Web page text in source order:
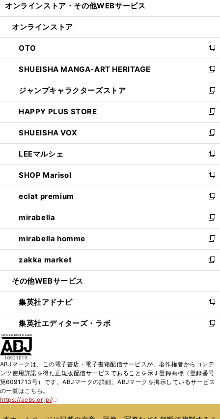
開
ン
ウ
で
開
く
ウ
ン
ド
ウ
で
開
く
オンラインストア・ その他WEBサービス
オンラインストア
OTO
新
し
い
ウ
ィ
ン
ド
ウ
で
開
く
SHUEISHA MANGA-ART HERITAGE
新
し
い
ウ
ィ
ン
ド
ウ
で
開
く
ジャンプキャラクターズストア
新
し
い
ウ
ィ
ン
ド
ウ
で
開
く
HAPPY PLUS STORE
新
し
い
ウ
ィ
ン
ド
ウ
で
開
く
SHUEISHA VOX
新
し
い
ウ
ィ
ン
ド
ウ
で
開
く
LEEマルシェ
新
し
い
ウ
ィ
ン
ド
ウ
で
開
く
SHOP Marisol
新
し
い
ウ
ィ
ン
ド
ウ
で
開
eclat premium
新
し
い
ウ
ィ
ン
ド
ウ
開
く
mirabella
新
し
い
ウ
ィ
ン
ウ
で
開
く
mirabella homme
新
し
い
ウ
ン
ド
ウ
で
zakka market
新
し
ウ
ィ
ン
ド
く
その他WEBサービス
集英社アドナビ
新
し
い
ド
ウ
で
集英社エディターズ・ラボ
新
ィ
ン
ド
ABJマークは、この電子書店・電子書籍配信サービスが、著作権者からコンテ
ンツ使用許諾を得た正規版配信サービスであることを示す登録商標（登録番号
第6091713号）です。ABJマークの詳細、ABJマークを掲示しているサービス
の一覧はこちら。
https://aebs.or.jp/
新
い